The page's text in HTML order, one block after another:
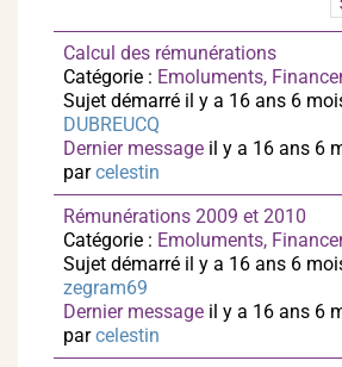
Calcul des rémunérations
Catégorie : Emoluments,
Sujet démarré il y a 16 ans 6
DUBREUCQ
Dernier message il y a 16 ans 6
parcelestin
Rémunérations 2009 et 2010
Catégorie : Emoluments,
Sujet démarré il y a 16 ans 6
zegram69
Dernier message il y a 16 ans 6
parcelestin